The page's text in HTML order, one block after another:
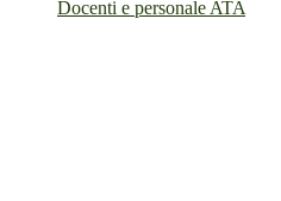
Docenti e personale ATA